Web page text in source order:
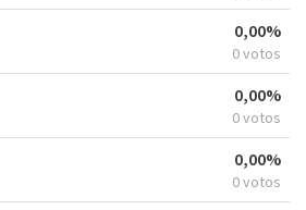
0,00%
0 votos
0,00%
0 votos
0,00%
0 votos